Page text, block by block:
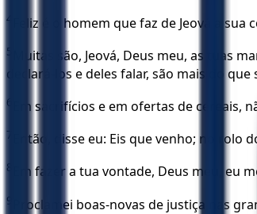
4 Feliz é o homem que faz de Jeová a
5
Muitas são, Jeová, Deus meu, as tuas
declará-los e deles falar, são mais do que
6 Em sacrifícios e em ofertas de
7 Então, disse eu: Eis que venho; no
8 Em fazer a tua vontade, Deus meu, eu
9 Proclamei boas-novas de justiça nas